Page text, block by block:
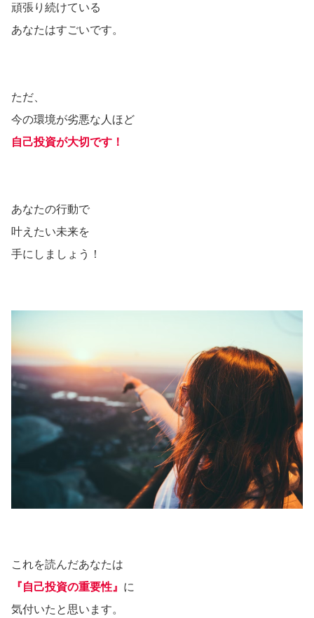
頑張り続けている
あなたはすごいです。
ただ、
今の環境が劣悪な人ほど
自己投資が大切です！
あなたの行動で
叶えたい未来を
手にしましょう！
これを読んだあなたは
『自己投資の重要性』 に
気付いたと思います。